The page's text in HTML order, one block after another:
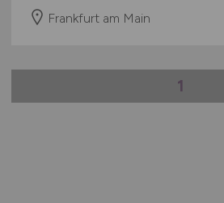
Frankfurt am Main
1